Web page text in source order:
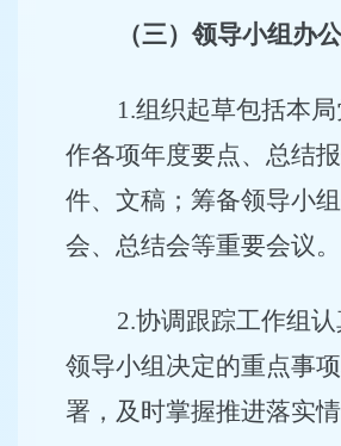
（三）领导小组办
1.组织起草包括本
作各项年度要点、总结
件、文稿；筹备领导小
会、总结会等重要会议。
2.协调跟踪工作组
领导小组决定的重点事
署，及时掌握推进落实情